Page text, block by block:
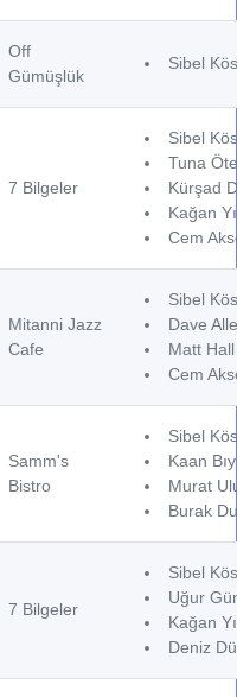
Off
Gümüşlük
Sibel
7 Bilgeler
Sibel
Tuna
Kürşad
Kağan
Cem
Mitanni Jazz
Cafe
Sibel
Dave
Matt
Cem
Samm's
Bistro
Sibel
Kaan
Murat
Burak
7 Bilgeler
Sibel
Uğur
Kağan
Deniz